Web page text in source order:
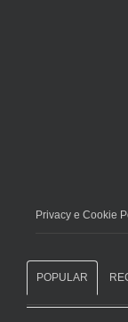
Privacy e Cookie
POPULAR